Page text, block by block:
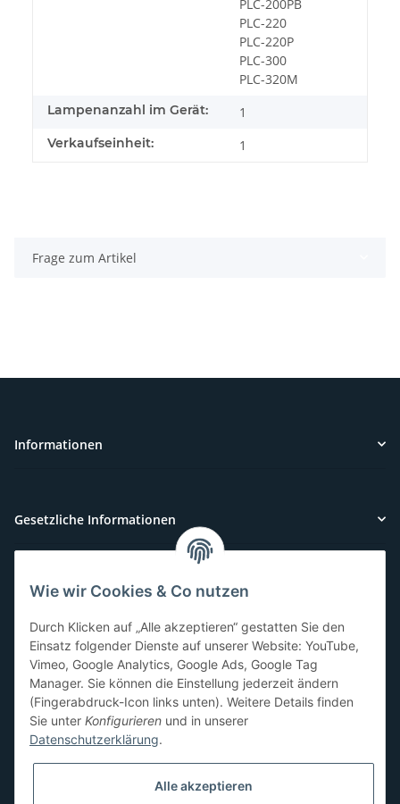
PLC-200PB
PLC-220
PLC-220P
PLC-300
PLC-320M
Lampenanzahl im Gerät: 1
Verkaufseinheit: 1
Frage zum Artikel
Informationen
Gesetzliche Informationen
Kundenservice
Sie benötigen Hilfe oder haben Fragen?
071-5355993
service@beamerlampe24.ch
Sicher Einkaufen
Wie wir Cookies & Co nutzen
Durch Klicken auf „Alle akzeptieren“ gestatten Sie den
Einsatz folgender Dienste auf unserer Website: YouTube,
Vimeo, Google Analytics, Google Ads, Google Tag
Manager. Sie können die Einstellung jederzeit ändern
(Fingerabdruck-Icon links unten). Weitere Details finden
Sie unter Konfigurieren und in unserer
Datenschutzerklärung.
Alle akzeptieren